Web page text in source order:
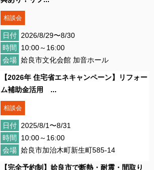
相談会
日付 2026/8/29〜8/30
時間
10:00～16:00
会場 姶良市文化会館 加音ホール
【2026年 住宅省エネキャンペーン】リフォー
ム補助金活用 ...
相談会
日付 2025/8/1〜8/31
時間
10:00～16:00
会場 姶良市加治木町新生町585-14
【完全予約制】︎姶良市で断熱・耐震・間取り